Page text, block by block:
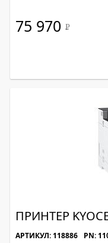
75 970 Р
ПРИНТЕР
АРТИКУЛ: 118886 PN: